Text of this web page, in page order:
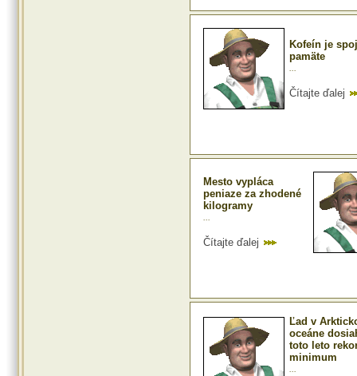
Kofeín je
pamäte
...
Čítajte ďalej
Mesto vypláca
peniaze za zhodené
kilogramy
...
Čítajte ďalej
Ľad v
oceáne
toto leto
minimum
...